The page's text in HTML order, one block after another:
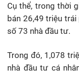
Cụ thể, trong thời
bán 26,49 triệu
số 73 nhà đầu tư.
Trong đó, 1,078
nhà đầu tư cá